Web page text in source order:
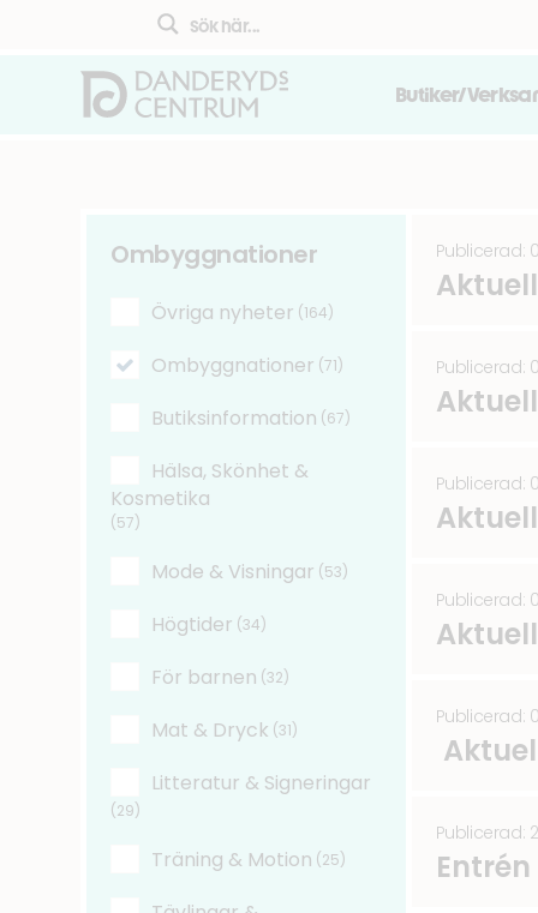
Butiker/
Ombyggnationer
Butiksinformation (67)
För barnen (32)
Hälsa, Skönhet &
Kosmetika
(57)
Högtider (34)
Litteratur & Signeringar
(29)
Mat & Dryck (31)
Mode & Visningar (53)
Ombyggnationer (71)
Övriga nyheter (164)
Träning & Motion (25)
Publicerad:
Publicerad:
Publicerad:
Publicerad:
Publicerad:
Publicerad: